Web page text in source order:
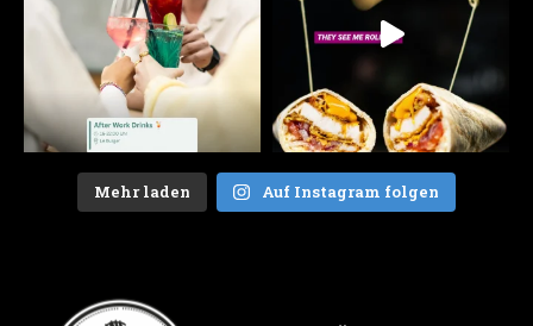
Mehr laden Auf Instagram folgen